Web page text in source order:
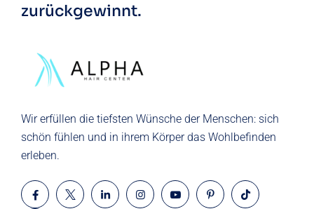
zurückgewinnt.
Wir erfüllen die tiefsten Wünsche der Menschen: sich
schön fühlen und in ihrem Körper das Wohlbefinden
erleben.